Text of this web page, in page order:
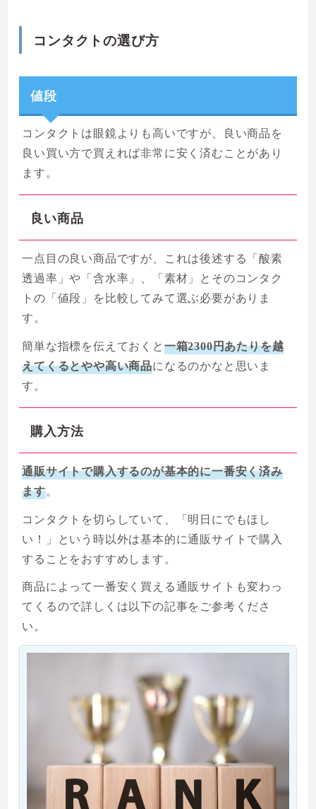
コンタクトの選び方
値段
コンタクトは眼鏡よりも高いですが、良い商品を
良い買い方で買えれば非常に安く済むことがあり
ます。
良い商品
一点目の良い商品ですが、これは後述する「酸素
透過率」や「含水率」、「素材」とそのコンタク
トの「値段」を比較してみて選ぶ必要がありま
す。
簡単な指標を伝えておくと 一箱2300円あたりを越
えてくるとやや高い商品になるのかなと思いま
す。
購入方法
通販サイトで購入するのが基本的に一番安く済み
ます。
コンタクトを切らしていて、「明日にでもほし
い！」という時以外は基本的に通販サイトで購入
することをおすすめします。
商品によって一番安く買える通販サイトも変わっ
てくるので詳しくは以下の記事をご参考くださ
い。